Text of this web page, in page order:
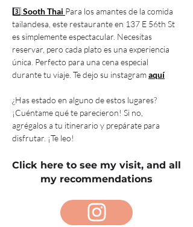
3️⃣ Sooth Thai Para los amantes de la comida
tailandesa, este restaurante en 137 E 56th St
es simplemente espectacular. Necesitas
reservar, pero cada plato es una experiencia
única. Perfecto para una cena especial
durante tu viaje. Te dejo su instagram aquí
¿Has estado en alguno de estos lugares?
¡Cuéntame qué te parecieron! Si no,
agrégalos a tu itinerario y prepárate para
disfrutar. ¡Te leo!
Click here to see my visit, and all
my recommendations